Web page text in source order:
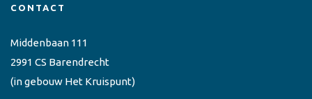
CONTACT
Middenbaan 111
2991 CS Barendrecht
(in gebouw Het Kruispunt)